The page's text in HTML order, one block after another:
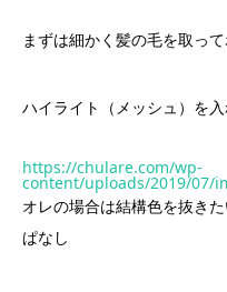
まずは細かく髪の毛を取っ
ハイライト（メッシュ）を
https://chulare.com/wp-
content/uploads/2019/07/
オレの場合は結構色を抜き
ぱなし